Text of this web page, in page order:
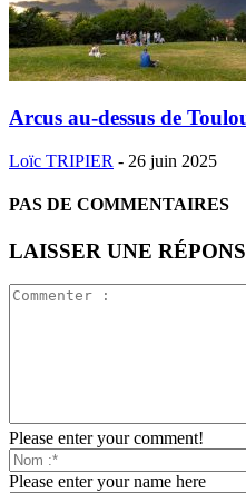
Arcus au-dessus de
Loïc TRIPIER - 26 juin 2025
PAS DE COMMENTAIRES
LAISSER UNE
Please enter your comment!
Please enter your name here